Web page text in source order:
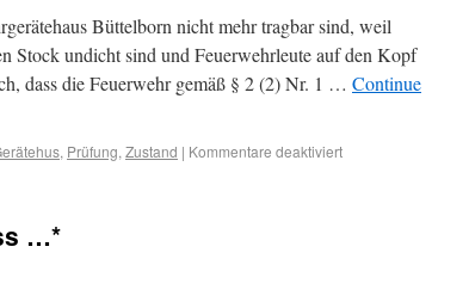
Büttelborn nicht mehr tragbar sind, weil
Stock undicht sind und Feuerwehrleute auf den Kopf
dass die Feuerwehr gemäß § 2 (2) Nr. 1 … Continue
, Prüfung, Zustand | Kommentare deaktiviert
…*